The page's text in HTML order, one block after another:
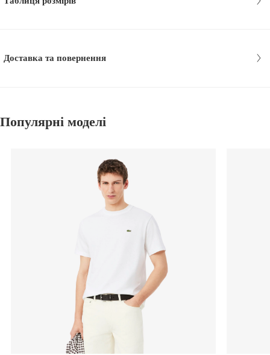
Доставка та повернення
Популярні моделі